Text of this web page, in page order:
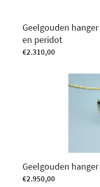
Geelgouden
en peridot
€2.310,00
Geelgouden
€2.950,00